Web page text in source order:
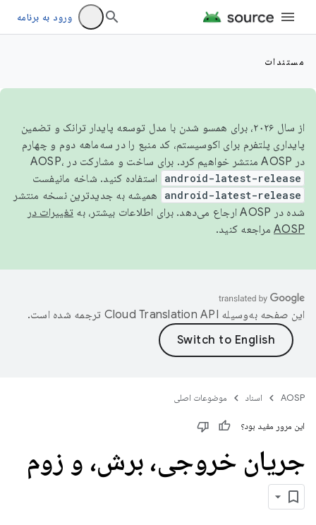
ورود به برنامه
مستندات
از سال ۲۰۲۶، برای همسو شدن با مدل توسعه پایدار ترانک و تضمین
پایداری پلتفرم برای اکوسیستم، کد منبع را در سه‌ماهه دوم و چهارم
در AOSP منتشر خواهیم کرد. برای ساخت و مشارکت در AOSP،
android-latest-release استفاده کنید. شاخه مانیفست
android-latest-release
همیشه به جدیدترین نسخه منتشر
شده در AOSP ارجاع می‌دهد. برای اطلاعات بیشتر، به
تغییرات در
AOSP مراجعه کنید.
این صفحه به‌وسیله ترجمه شده است.
AOSP اسناد موضوعات اصلی
این مرور مفید بود؟
جریان خروجی، برش، و زوم